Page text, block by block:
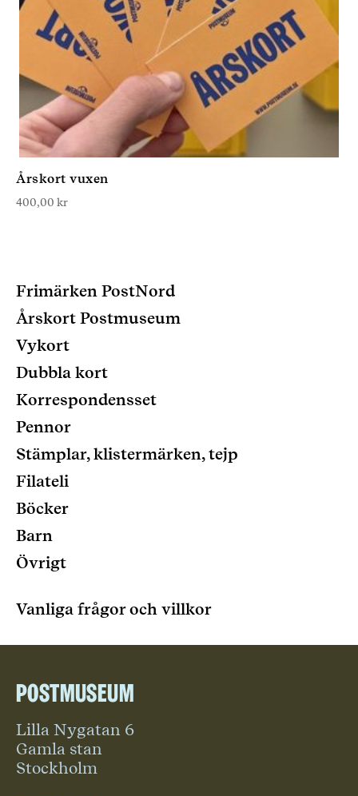
Årskort vuxen
400,00 kr
Frimärken PostNord
Årskort Postmuseum
Vykort
Dubbla kort
Korrespondensset
Pennor
Stämplar, klistermärken, tejp
Filateli
Böcker
Barn
Övrigt
Vanliga frågor och villkor
Postmuseum
Lilla Nygatan 6
Gamla stan
Stockholm